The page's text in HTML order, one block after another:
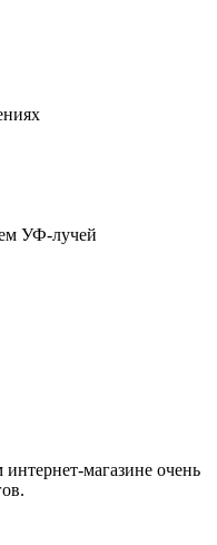
УФ-лучей
магазине очень